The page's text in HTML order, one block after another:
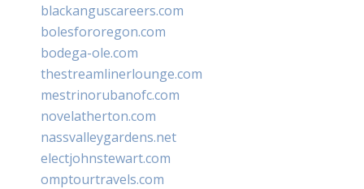
blackanguscareers.com
bolesfororegon.com
bodega-ole.com
thestreamlinerlounge.com
mestrinorubanofc.com
novelatherton.com
nassvalleygardens.net
electjohnstewart.com
omptourtravels.com